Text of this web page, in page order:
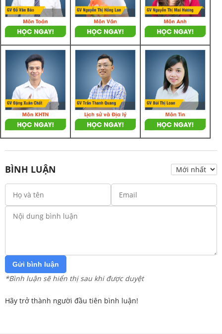
BÌNH LUẬN
Gửi bình luận
*Bình luận sẽ hiển thị sau khi được duyệt
Hãy trở thành người đầu tiên bình luận!